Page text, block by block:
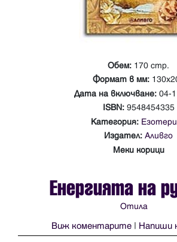
Обем: 170 стр.
Формат в мм:
Дата на включване: 04-
ISBN: 9548454335
Категория:
Издател: Аливго
Меки корици
Енергията на
Отила
Виж коментарите | Напиши